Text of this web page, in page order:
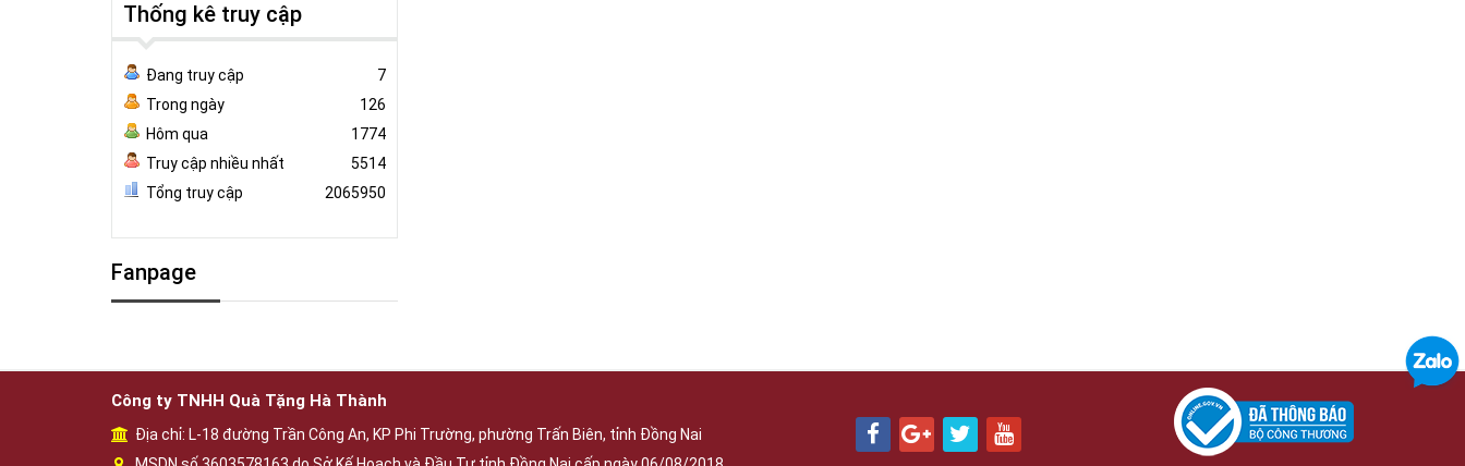
Thống kê truy cập
Đang truy cập
7
Trong ngày
126
Hôm qua
1774
Truy cập nhiều nhất
5514
Tổng truy cập
2065950
Fanpage
Công ty TNHH Quà Tặng Hà Thành
Địa chỉ: L-18 đường Trần Công An, KP Phi Trường, phường Trấn Biên, tỉnh Đồng Nai